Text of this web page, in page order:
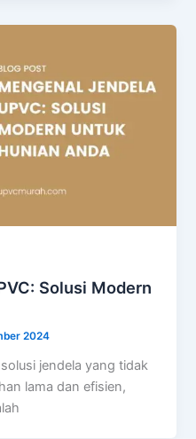
Solusi Modern
2024
jendela yang tidak
lama dan efisien,